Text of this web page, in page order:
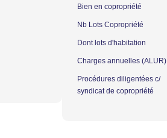
Bien en copropriété
Nb Lots Copropriété
Dont lots d'habitation
Charges annuelles (ALUR)
Procédures diligentées c/
syndicat de copropriété